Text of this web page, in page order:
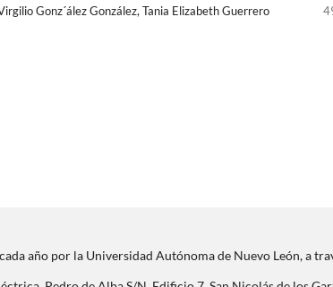
Gonz´ález González, Tania Elizabeth Guerrero
año por la Universidad Autónoma de Nuevo León, a